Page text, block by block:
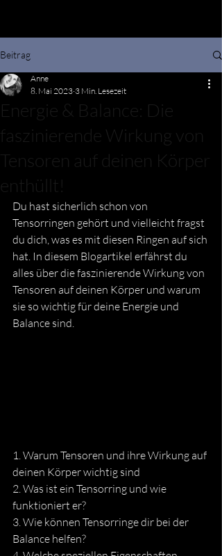
Beitrag
Energie & Balance: Die
faszinierende Wirkung von
Tensoren auf deinen Körper
enthüllt!
Anne
8. Mai 2023 3 Min. Lesezeit
Du hast sicherlich schon von
Tensorringen gehört und vielleicht fragst
du dich, was es mit diesen Ringen auf sich
hat. In diesem Blogartikel erfährst du
alles über die faszinierende Wirkung von
Tensoren auf deinen Körper und warum
sie so wichtig für deine Energie und
Balance sind.
1. Warum Tensoren und ihre Wirkung auf
deinen Körper wichtig sind
2. Was ist ein Tensorring und wie
funktioniert er?
3. Wie können Tensorringe dir bei der
Balance helfen?